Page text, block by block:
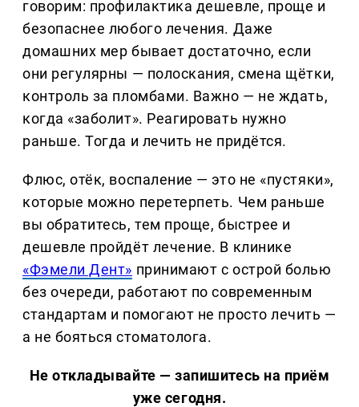
говорим: профилактика дешевле, проще и
безопаснее любого лечения. Даже
домашних мер бывает достаточно, если
они регулярны — полоскания, смена щётки,
контроль за пломбами. Важно — не ждать,
когда «заболит». Реагировать нужно
раньше. Тогда и лечить не придётся.
Флюс, отёк, воспаление — это не «пустяки»,
которые можно перетерпеть. Чем раньше
вы обратитесь, тем проще, быстрее и
дешевле пройдёт лечение. В клинике
«Фэмели Дент» принимают с острой болью
без очереди, работают по современным
стандартам и помогают не просто лечить —
а не бояться стоматолога.
Не откладывайте — запишитесь на приём
уже сегодня.